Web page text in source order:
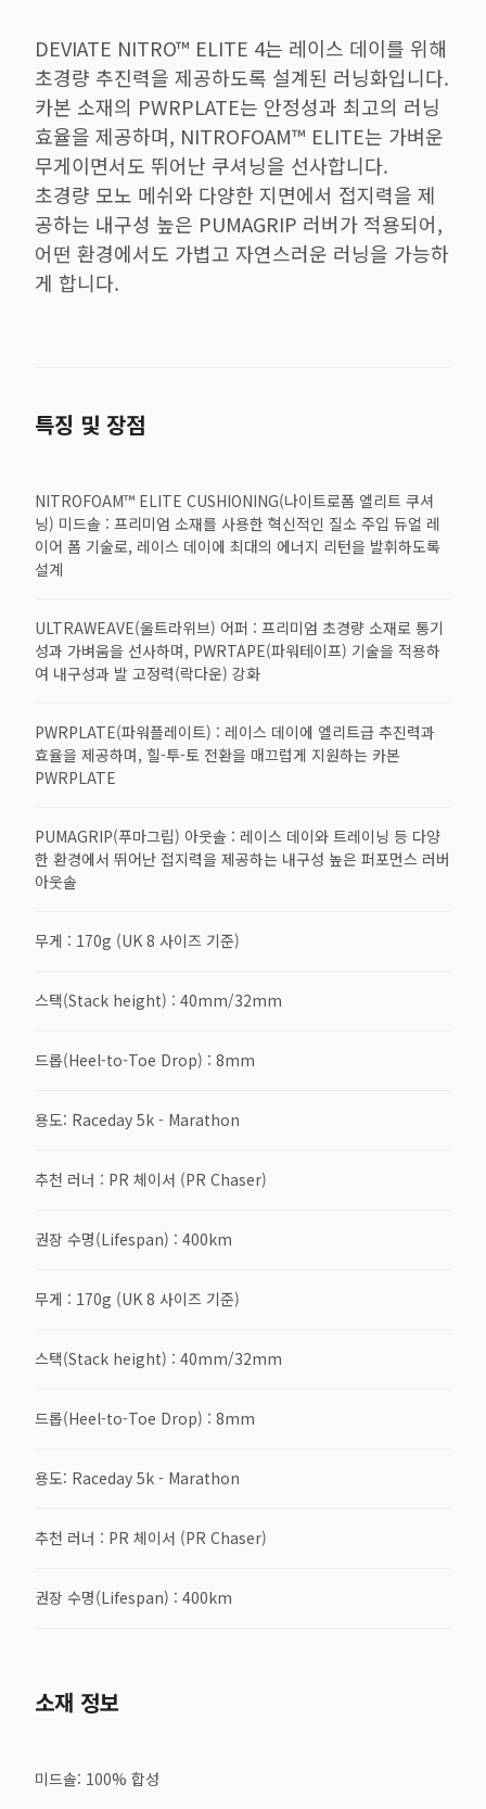
DEVIATE NITRO™ ELITE 4는 레이스 데이를 위해
초경량 추진력을 제공하도록 설계된 러닝화입니다.
카본 소재의 PWRPLATE는 안정성과 최고의 러닝
효율을 제공하며, NITROFOAM™ ELITE는 가벼운
무게이면서도 뛰어난 쿠셔닝을 선사합니다.
초경량 모노 메쉬와 다양한 지면에서 접지력을 제
공하는 내구성 높은 PUMAGRIP 러버가 적용되어,
어떤 환경에서도 가볍고 자연스러운 러닝을 가능하
게 합니다.
특징 및 장점
NITROFOAM™ ELITE CUSHIONING(나이트로폼 엘리트 쿠셔
닝) 미드솔 : 프리미엄 소재를 사용한 혁신적인 질소 주입 듀얼 레
이어 폼 기술로, 레이스 데이에 최대의 에너지 리턴을 발휘하도록
설계
ULTRAWEAVE(울트라위브) 어퍼 : 프리미엄 초경량 소재로 통기
성과 가벼움을 선사하며, PWRTAPE(파워테이프) 기술을 적용하
여 내구성과 발 고정력(락다운) 강화
PWRPLATE(파워플레이트) : 레이스 데이에 엘리트급 추진력과
효율을 제공하며, 힐-투-토 전환을 매끄럽게 지원하는 카본
PWRPLATE
PUMAGRIP(푸마그립) 아웃솔 : 레이스 데이와 트레이닝 등 다양
한 환경에서 뛰어난 접지력을 제공하는 내구성 높은 퍼포먼스 러버
아웃솔
무게 : 170g (UK 8 사이즈 기준)
스택(Stack height) : 40mm/32mm
드롭(Heel-to-Toe Drop) : 8mm
용도: Raceday 5k - Marathon
추천 러너 : PR 체이서 (PR Chaser)
권장 수명(Lifespan) : 400km
무게 : 170g (UK 8 사이즈 기준)
스택(Stack height) : 40mm/32mm
드롭(Heel-to-Toe Drop) : 8mm
용도: Raceday 5k - Marathon
추천 러너 : PR 체이서 (PR Chaser)
권장 수명(Lifespan) : 400km
소재 정보
미드솔: 100% 합성